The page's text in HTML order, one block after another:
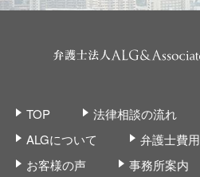
TOP 法律相談の流れ
ALGについて
弁護士費用
お客様の声
事務所案内